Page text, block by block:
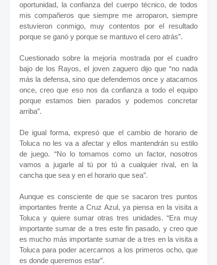
oportunidad, la confianza del cuerpo técnico, de todos
mis compañeros que siempre me arroparon, siempre
estuvieron conmigo, muy contentos por el resultado
porque se ganó y porque se mantuvo el cero atrás”.
Cuestionado sobre la mejoría mostrada por el cuadro
bajo de los Rayos, el joven zaguero dijo que “no nada
más la defensa, sino que defendemos once y atacamos
once, creo que eso nos da confianza a todo el equipo
porque estamos bien parados y podemos concretar
arriba”.
De igual forma, expresó que el cambio de horario de
Toluca no les va a afectar y ellos mantendrán su estilo
de juego. “No lo tomamos como un factor, nosotros
vamos a jugarle al tú por tú a cualquier rival, en la
cancha que sea y en el horario que sea”.
Aunque es consciente de que se sacaron tres puntos
importantes frente a Cruz Azul, ya piensa en la visita a
Toluca y quiere sumar otras tres unidades. “Era muy
importante sumar de a tres este fin pasado, y creo que
es mucho más importante sumar de a tres en la visita a
Toluca para poder acercarnos a los primeros ocho, que
es donde queremos estar”.